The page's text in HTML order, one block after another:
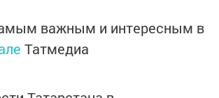
важным и интересным в
Татмедиа